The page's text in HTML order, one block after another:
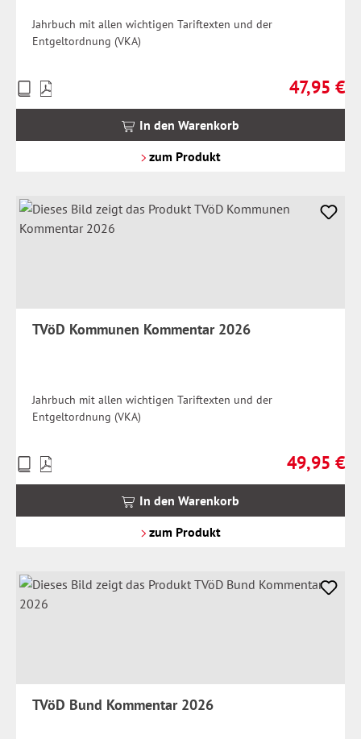
Jahrbuch mit allen wichtigen Tariftexten und der
Entgeltordnung (VKA)
Regulärer
47,95 €
Preise
inkl.
In den Warenkorb
zum Produkt
TVöD Kommunen Kommentar 2026
Jahrbuch mit allen wichtigen Tariftexten und der
Entgeltordnung (VKA)
Regulärer
49,95 €
Preise
inkl.
In den Warenkorb
zum Produkt
TVöD Bund Kommentar 2026